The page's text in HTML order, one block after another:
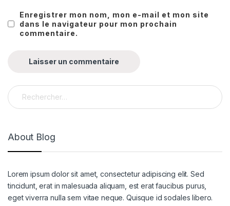
Enregistrer mon nom, mon e-mail et mon site
dans le navigateur pour mon prochain
commentaire.
Rechercher :
About Blog
Lorem ipsum dolor sit amet, consectetur adipiscing elit. Sed
tincidunt, erat in malesuada aliquam, est erat faucibus purus,
eget viverra nulla sem vitae neque. Quisque id sodales libero.